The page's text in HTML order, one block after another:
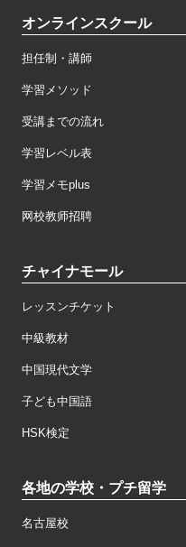
オンラインスクール
担任制・講師
学習メソッド
受講までの流れ
学習レベル表
学習メモplus
网校教师招聘
チャイナモール
レッスンチケット
中級教材
中国現代文学
子ども中国語
HSK検定
各地の学校・プチ留学
名古屋校